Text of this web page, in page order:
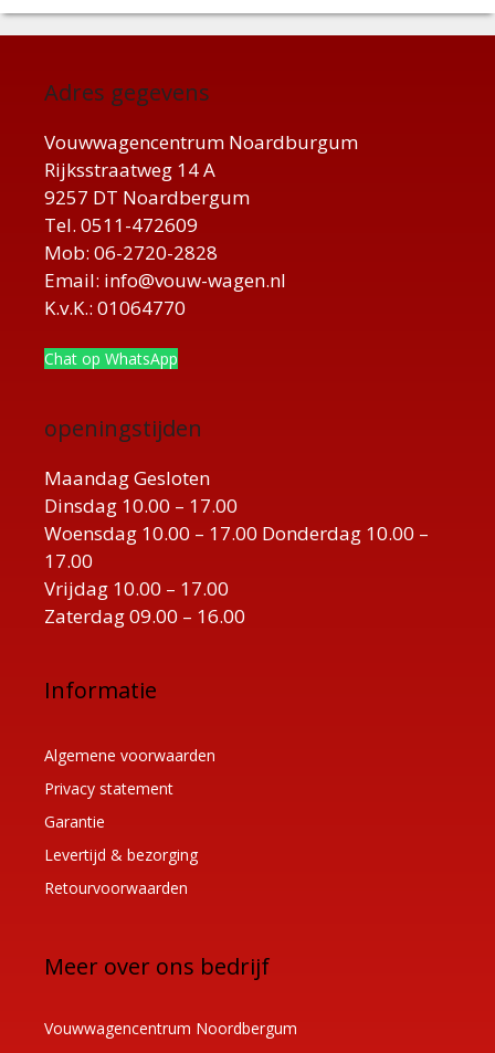
Adres gegevens
Vouwwagencentrum Noardburgum
Rijksstraatweg 14 A
9257 DT Noardbergum
Tel. 0511-472609
Mob: 06-2720-2828
Email: info@vouw-wagen.nl
K.v.K.: 01064770
Chat op WhatsApp
openingstijden
Maandag Gesloten
Dinsdag 10.00 – 17.00
Woensdag 10.00 – 17.00 Donderdag 10.00 –
17.00
Vrijdag 10.00 – 17.00
Zaterdag 09.00 – 16.00
Informatie
Algemene voorwaarden
Privacy statement
Garantie
Levertijd & bezorging
Retourvoorwaarden
Meer over ons bedrijf
Vouwwagencentrum Noordbergum